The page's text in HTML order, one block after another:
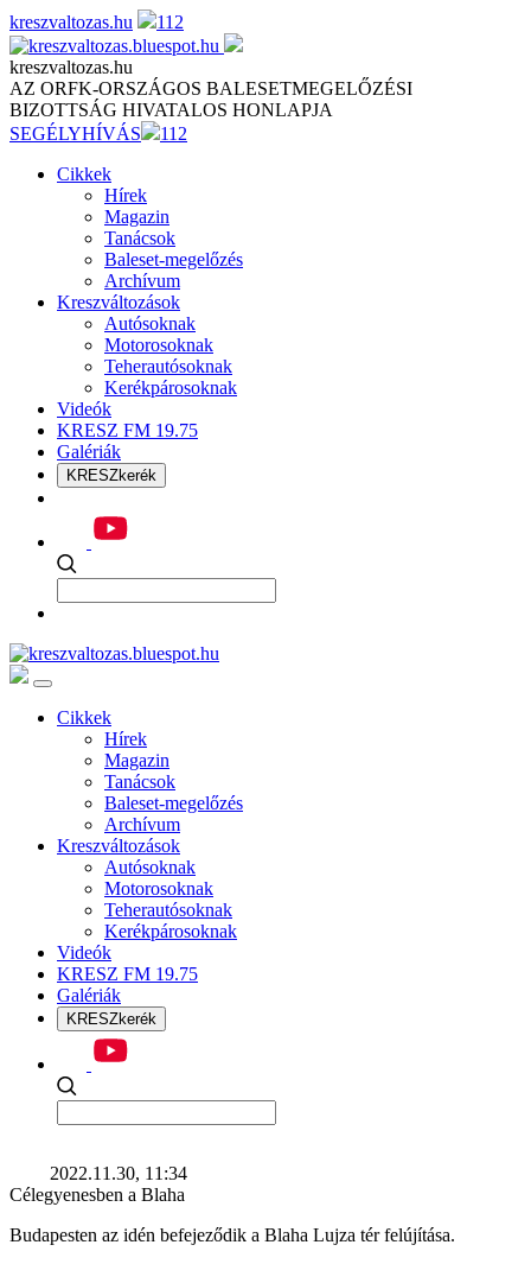
Skip
to
content
kreszvaltozas.hu 112
kreszvaltozas.hu
AZ ORFK-ORSZÁGOS BALESETMEGELŐZÉSI
BIZOTTSÁG HIVATALOS HONLAPJA
SEGÉLYHÍVÁS
112
Cikkek
Hírek
Magazin
Tanácsok
Baleset-megelőzés
Archívum
Kreszváltozások
Autósoknak
Motorosoknak
Teherautósoknak
Kerékpárosoknak
Videók
KRESZ FM 19.75
Galériák
KRESZkerék
Cikkek
Hírek
Magazin
Tanácsok
Baleset-megelőzés
Archívum
Kreszváltozások
Autósoknak
Motorosoknak
Teherautósoknak
Kerékpárosoknak
Videók
KRESZ FM 19.75
Galériák
KRESZkerék
2022.11.30, 11:34
Célegyenesben a Blaha
Budapesten az idén befejeződik a Blaha Lujza tér felújítása.